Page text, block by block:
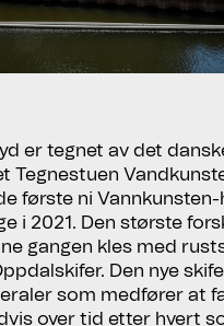
er tegnet av det
Tegnestuen
første ni Vannkunsten-
i 2021. Den største
gangen kles med
Den nye
som medfører at
over tid etter hvert